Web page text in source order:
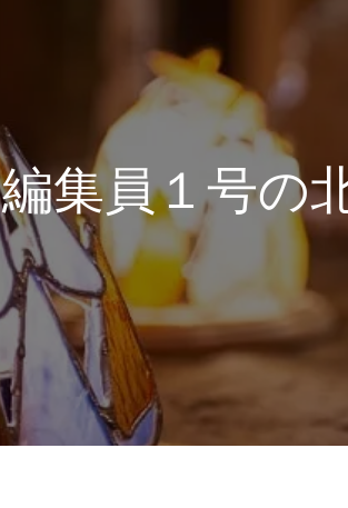
編集員１号の